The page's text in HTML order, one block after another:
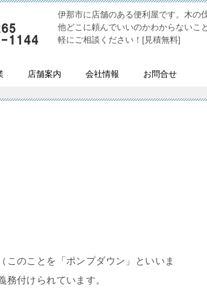
伊那市に店舗のある便利屋です。木の
他どこに頼んでいいのかわからないこ
軽にご相談ください！[見積無料]
店舗案内 会社情報 お問合せ
のことを「ポンプダウン」といいま
付けられています。